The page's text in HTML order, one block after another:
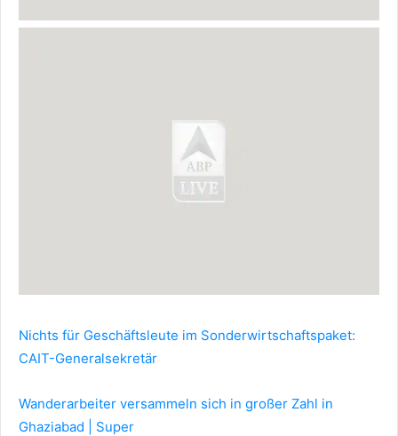
Nichts für Geschäftsleute im Sonderwirtschaftspaket:
CAIT-Generalsekretär
Wanderarbeiter versammeln sich in großer Zahl in
Ghaziabad | Super